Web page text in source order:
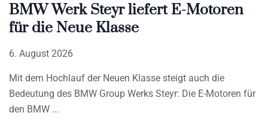
BMW Werk Steyr liefert E-Motoren
für die Neue Klasse
6. August 2026
Mit dem Hochlauf der Neuen Klasse steigt auch die
Bedeutung des BMW Group Werks Steyr: Die E-Motoren für
den BMW